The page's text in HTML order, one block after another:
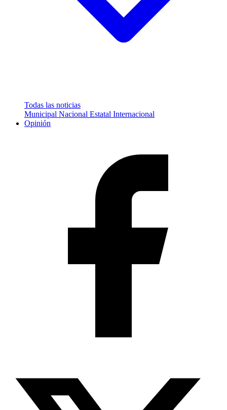
Todas las noticias
Municipal Nacional Estatal Internacional
Opinión